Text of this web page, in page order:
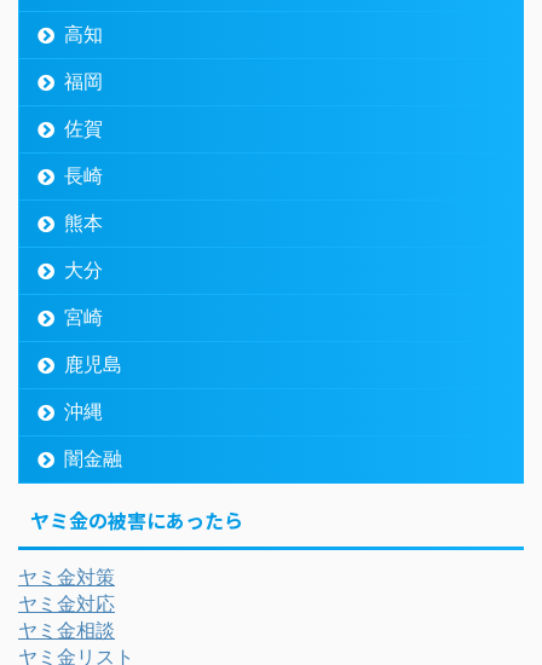
高知
福岡
佐賀
長崎
熊本
大分
宮崎
鹿児島
沖縄
闇金融
ヤミ金の被害にあったら
ヤミ金対策
ヤミ金対応
ヤミ金相談
ヤミ金リスト